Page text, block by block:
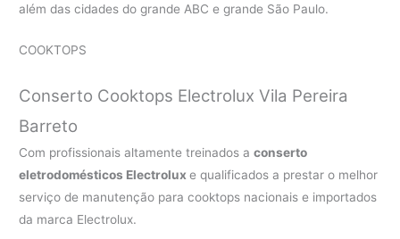
além das cidades do grande ABC e grande São Paulo.
COOKTOPS
Conserto Cooktops Electrolux Vila Pereira
Barreto
Com profissionais altamente treinados aconserto
eletrodomésticos Electroluxe qualificados a prestar o melhor
serviço de manutenção para cooktops nacionais e importados
da marca Electrolux.